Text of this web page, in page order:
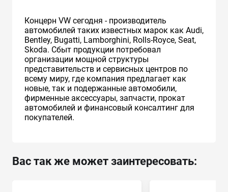
Концерн VW сегодня - производитель
автомобилей таких известных марок как Audi,
Bentley, Bugatti, Lamborghini, Rolls-Royce, Seat,
Skoda. Сбыт продукции потребовал
организации мощной структуры
представительств и сервисных центров по
всему миру, где компания предлагает как
новые, так и подержанные автомобили,
фирменные аксессуары, запчасти, прокат
автомобилей и финансовый консалтинг для
покупателей.
Вас так же может заинтересовать: